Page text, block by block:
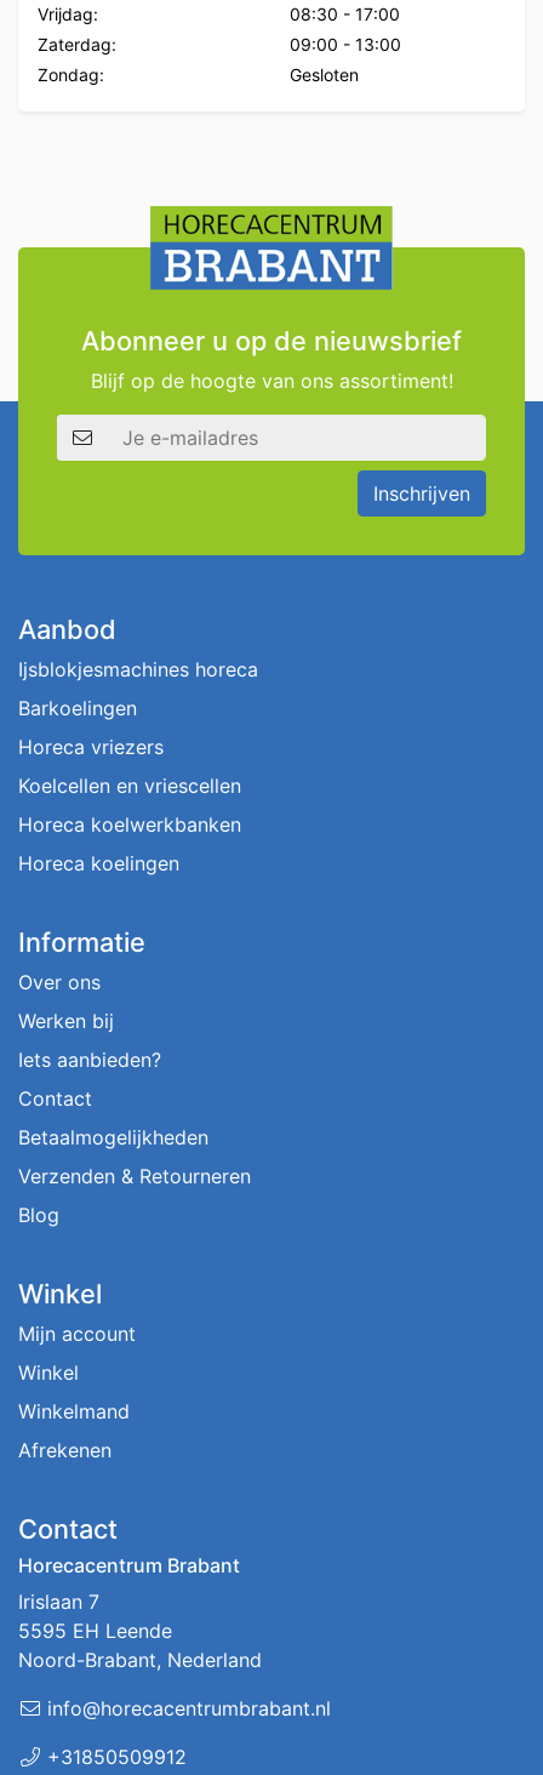
Vrijdag:
08:30 - 17:00
Zaterdag:
09:00 - 13:00
Zondag:
Gesloten
Abonneer u op de nieuwsbrief
Blijf op de hoogte van ons assortiment!
E-mailadres
Inschrijven
Aanbod
Ijsblokjesmachines horeca
Barkoelingen
Horeca vriezers
Koelcellen en vriescellen
Horeca koelwerkbanken
Horeca koelingen
Informatie
Over ons
Werken bij
Iets aanbieden?
Contact
Betaalmogelijkheden
Verzenden & Retourneren
Blog
Winkel
Mijn account
Winkel
Winkelmand
Afrekenen
Contact
Horecacentrum Brabant
Irislaan 7
5595 EH Leende
Noord-Brabant, Nederland
info@horecacentrumbrabant.nl
+31850509912